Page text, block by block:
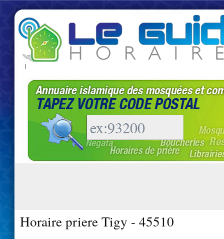
|
Horaire priere Tigy - 45510